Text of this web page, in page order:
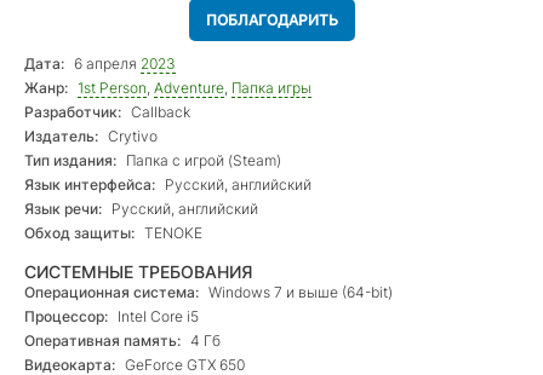
ПОБЛАГОДАРИТЬ
Дата: 6 апреля 2023
Жанр: 1st Person, Adventure, Папка игры
Разработчик: Callback
Издатель: Crytivo
Тип издания: Папка с игрой (Steam)
Язык интерфейса: Русский, английский
Язык речи: Русский, английский
Обход защиты: TENOKE
СИСТЕМНЫЕ ТРЕБОВАНИЯ
Операционная система: Windows 7 и выше (64-bit)
Процессор: Intel Core i5
Оперативная память: 4 Гб
Видеокарта: GeForce GTX 650